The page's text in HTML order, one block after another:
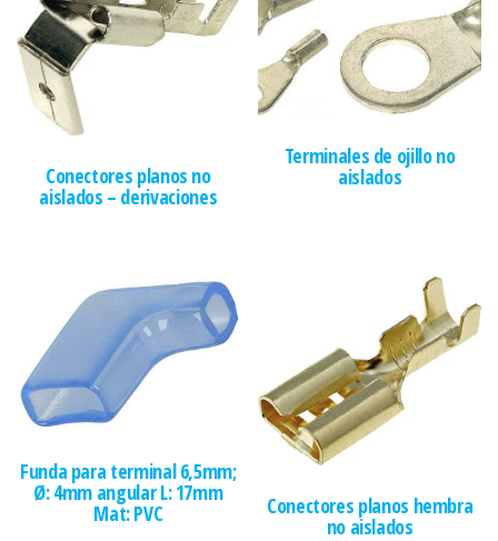
Conectores planos no
aislados – derivaciones
Terminales de ojillo no
aislados
Funda para terminal 6,5mm;
Ø: 4mm angular L: 17mm
Mat: PVC Conectores planos hembra
no aislados